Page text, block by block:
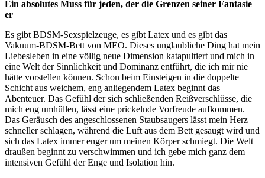
Ein absolutes Muss für jeden, der die Grenzen seiner Fantasie
er
Es gibt BDSM-Sexspielzeuge, es gibt Latex und es gibt das
Vakuum-BDSM-Bett von MEO. Dieses unglaubliche Ding hat mein
Liebesleben in eine völlig neue Dimension katapultiert und mich in
eine Welt der Sinnlichkeit und Dominanz entführt, die ich mir nie
hätte vorstellen können. Schon beim Einsteigen in die doppelte
Schicht aus weichem, eng anliegendem Latex beginnt das
Abenteuer. Das Gefühl der sich schließenden Reißverschlüsse, die
mich eng umhüllen, lässt eine prickelnde Vorfreude aufkommen.
Das Geräusch des angeschlossenen Staubsaugers lässt mein Herz
schneller schlagen, während die Luft aus dem Bett gesaugt wird und
sich das Latex immer enger um meinen Körper schmiegt. Die Welt
draußen beginnt zu verschwimmen und ich gebe mich ganz dem
intensiven Gefühl der Enge und Isolation hin.